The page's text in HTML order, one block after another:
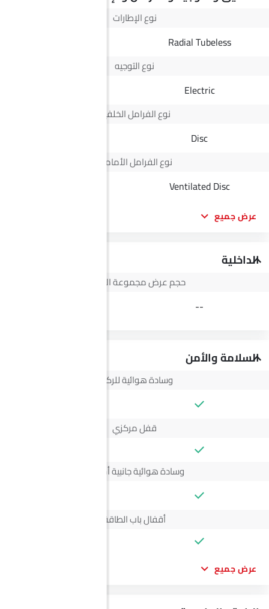
نوع الإطارات
Radial Tubeless
نوع التوجيه
Electric
نوع الفرامل الخلفية
Disc
نوع الفرامل الأمامية
Ventilated Disc
عرض جميع
الداخلية
حجم عرض مجموعة الأجهزة
--
السلامة والأمن
وسادة هوائية للركاب
قفل مركزي
وسادة هوائية جانبية أمامية
أقفال باب الطاقة
عرض جميع